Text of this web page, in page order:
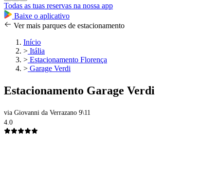
Todas as tuas reservas na nossa app
Baixe o aplicativo
Ver mais parques de estacionamento
Início
> Itália
> Estacionamento Florença
> Garage Verdi
Estacionamento Garage Verdi
via Giovanni da Verrazano 9\11
4.0